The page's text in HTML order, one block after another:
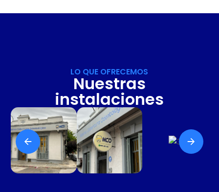
LO QUE OFRECEMOS
Nuestras
instalaciones